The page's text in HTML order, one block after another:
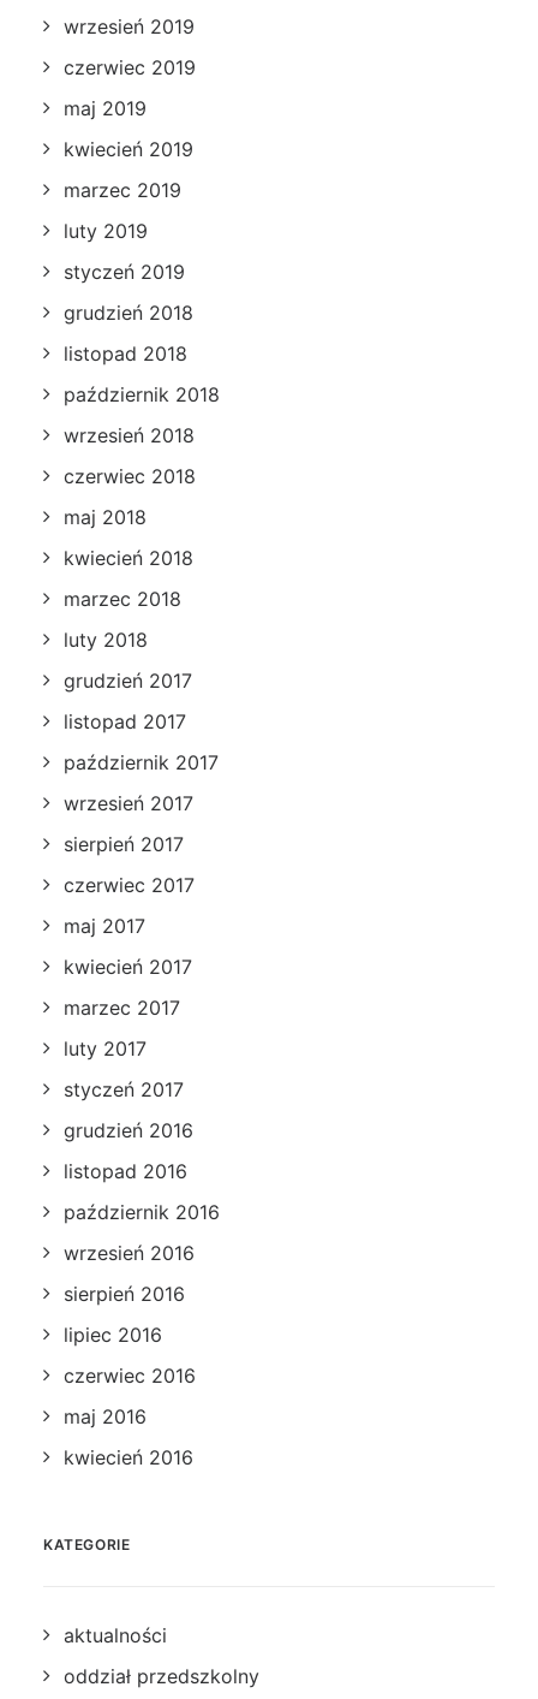
wrzesień 2019
czerwiec 2019
maj 2019
kwiecień 2019
marzec 2019
luty 2019
styczeń 2019
grudzień 2018
listopad 2018
październik 2018
wrzesień 2018
czerwiec 2018
maj 2018
kwiecień 2018
marzec 2018
luty 2018
grudzień 2017
listopad 2017
październik 2017
wrzesień 2017
sierpień 2017
czerwiec 2017
maj 2017
kwiecień 2017
marzec 2017
luty 2017
styczeń 2017
grudzień 2016
listopad 2016
październik 2016
wrzesień 2016
sierpień 2016
lipiec 2016
czerwiec 2016
maj 2016
kwiecień 2016
KATEGORIE
aktualności
oddział przedszkolny